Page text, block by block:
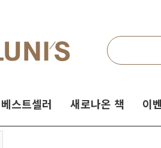
베스트셀러 새로나온 책 이